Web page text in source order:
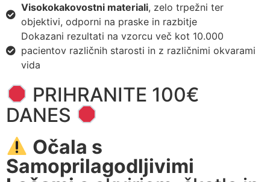
Visokokakovostni materiali, zelo trpežni ter
objektivi, odporni na praske in razbitje
Dokazani rezultati na vzorcu več kot 10.000
pacientov različnih starosti in z različnimi okvarami
vida
PRIHRANITE 100€
DANES
Očala s
Samoprilagodljivimi